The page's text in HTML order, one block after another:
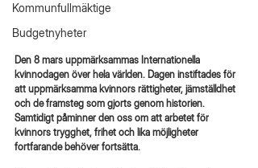
Kommunfullmäktige
Budgetnyheter
Den 8 mars uppmärksammas Internationella
kvinnodagen över hela världen. Dagen instiftades för
att uppmärksamma kvinnors rättigheter, jämställdhet
och de framsteg som gjorts genom historien.
Samtidigt påminner den oss om att arbetet för
kvinnors trygghet, frihet och lika möjligheter
fortfarande behöver fortsätta.